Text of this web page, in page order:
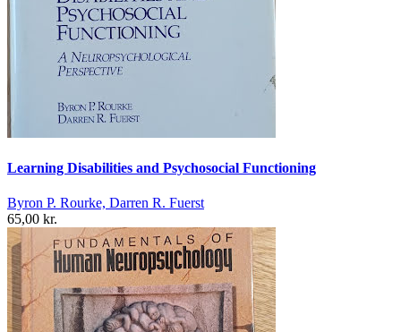
Learning Disabilities and Psychosocial Functioning
Byron P. Rourke, Darren R. Fuerst
65,00 kr.